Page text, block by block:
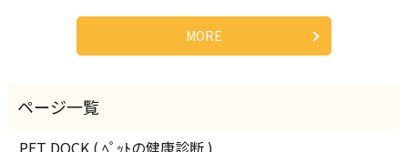
MORE
PET DOCK ( ﾍﾟｯﾄの健康診断 )